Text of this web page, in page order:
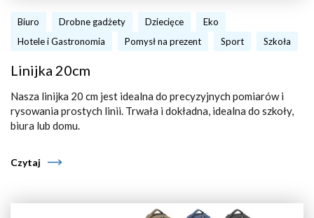
Biuro Drobne gadżety Dziecięce
Eko
Hotele i Gastronomia
Pomysł na prezent Sport Szkoła
Linijka 20cm
Nasza linijka 20 cm jest idealna do precyzyjnych pomiarów i
rysowania prostych linii. Trwała i dokładna, idealna do szkoły,
biura lub domu.
Czytaj